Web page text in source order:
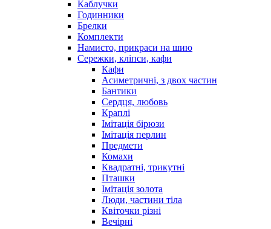
Каблучки
Годинники
Брелки
Комплекти
Намисто, прикраси на шию
Сережки, кліпси, кафи
Кафи
Асиметричні, з двох частин
Бантики
Сердця, любовь
Краплі
Імітація бірюзи
Імітація перлин
Предмети
Комахи
Квадратні, трикутні
Пташки
Імітація золота
Люди, частини тіла
Квіточки різні
Вечірні